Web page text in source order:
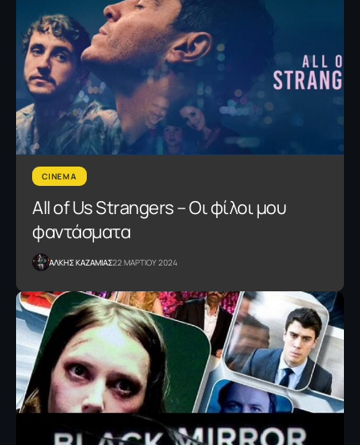
CINEMA
All of Us Strangers – Οι φίλοι μου
φαντάσματα
ΑΛΚΗΣ ΚΑΖΑΜΙΑΣ22 ΜΑΡΤΙΟΥ 2024